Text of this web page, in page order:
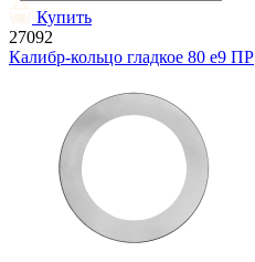
Купить
27092
Калибр-кольцо гладкое 80 e9 ПР